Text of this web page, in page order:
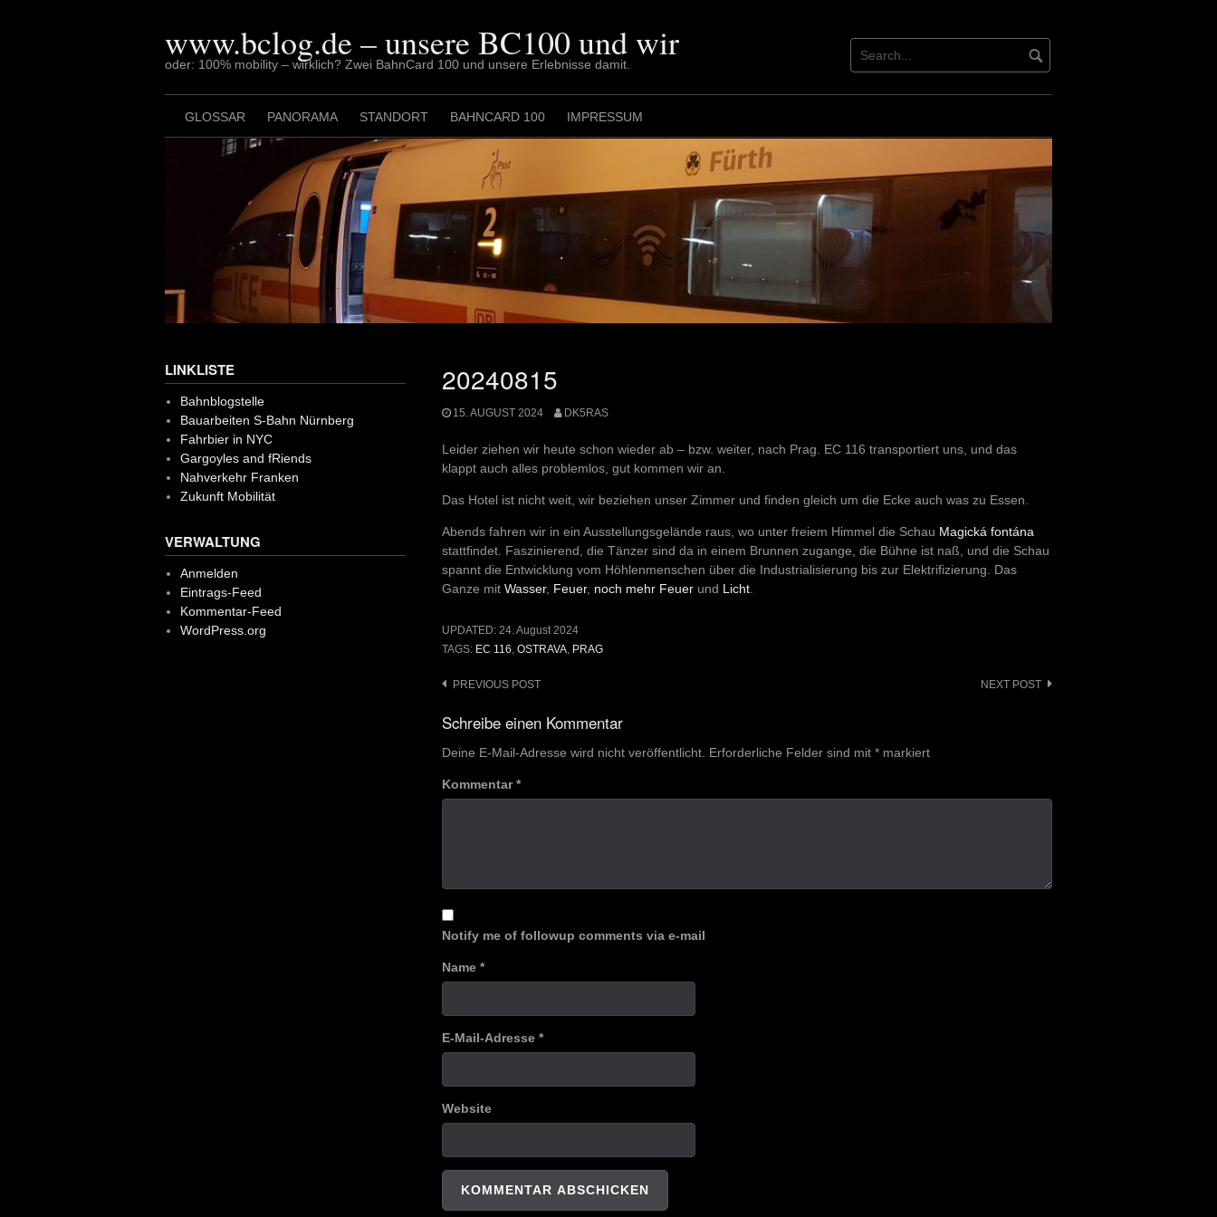
www.bclog.de – unsere BC100 und wir
oder: 100% mobility – wirklich? Zwei BahnCard 100 und unsere Erlebnisse damit.
GLOSSAR PANORAMA STANDORT BAHNCARD 100 IMPRESSUM
20240815
15. AUGUST 2024 DK5RAS
Leider ziehen wir heute schon wieder ab – bzw. weiter, nach Prag. EC 116 transportiert uns, und das
klappt auch alles problemlos, gut kommen wir an.
Das Hotel ist nicht weit, wir beziehen unser Zimmer und finden gleich um die Ecke auch was zu Essen.
Abends fahren wir in ein Ausstellungsgelände raus, wo unter freiem Himmel die Schau Magická fontána
stattfindet. Faszinierend, die Tänzer sind da in einem Brunnen zugange, die Bühne ist naß, und die Schau
spannt die Entwicklung vom Höhlenmenschen über die Industrialisierung bis zur Elektrifizierung. Das
Ganze mit Wasser, Feuer, noch mehr Feuer und Licht
UPDATED: 24. August 2024
TAGS: EC 116 OSTRAVA PRAG
Post
navigation
PREVIOUS POST NEXT POST
Schreibe einen Kommentar
Deine E-Mail-Adresse wird nicht veröffentlicht. Erforderliche Felder sind mit * markiert
Kommentar*
Notify me of followup comments via e-mail
Name *
E-Mail-Adresse *
Website
LINKLISTE
Bahnblogstelle
Bauarbeiten S-Bahn Nürnberg
Fahrbier in NYC
Gargoyles and fRiends
Nahverkehr Franken
Zukunft Mobilität
VERWALTUNG
Anmelden
Eintrags-Feed
Kommentar-Feed
WordPress.org